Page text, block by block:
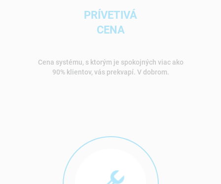
PRÍVETIVÁ
CENA
Cena systému, s ktorým je spokojných viac ako
90% klientov, vás prekvapí. V dobrom.